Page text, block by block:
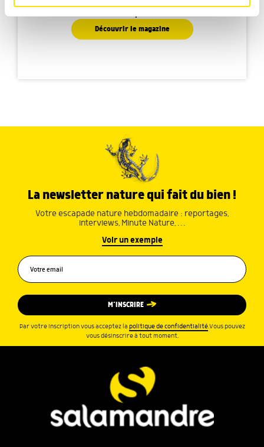
médias sociaux et d'analyser notre trafic. Nous
notre site avec nos partenaires de médias sociaux, de
publicité et d'analyse, qui peuvent combiner celles-ci
Découvrir le magazine
La newsletter nature qui fait du bien !
Votre escapade nature hebdomadaire : reportages,
interviews, Minute Nature, …
Voir un exemple
M’INSCRIRE
Par votre inscription vous acceptez la politique de confidentialité.Vous pouvez
vous désinscrire à tout moment.